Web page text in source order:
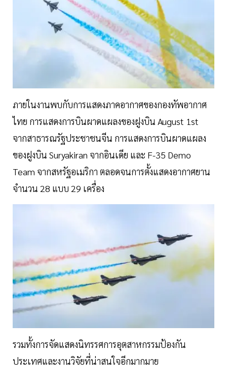
ภายในงานพบกับการแสดงภาคอากาศของกองทัพอากาศ
ไทย การแสดงการบินผาดแผลงของฝูงบิน August 1st
จากสาธารณรัฐประชาชนจีน การแสดงการบินผาดแผลง
ของฝูงบิน Suryakiran จากอินเดีย และ F-35 Demo
Team จากสหรัฐอเมริกา ตลอดจนการตั้งแสดงอากาศยาน
จำนวน 28 แบบ 29 เครื่อง
รวมทั้งการจัดแสดงนิทรรศการอุตสาหกรรมป้องกัน
ประเทศและงานวิจัยที่น่าสนใจอีกมากมาย